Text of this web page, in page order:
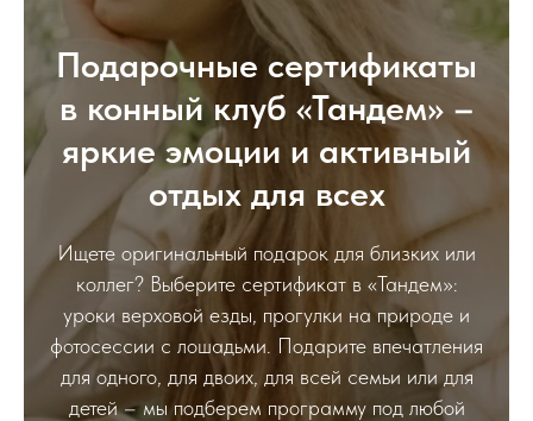
Подарочные сертификаты
в конный клуб «Тандем» –
яркие эмоции и активный
отдых для всех
Ищете оригинальный подарок для близких или
коллег? Выберите сертификат в «Тандем»:
уроки верховой езды, прогулки на природе и
фотосессии с лошадьми. Подарите впечатления
для одного, для двоих, для всей семьи или для
детей – мы подберем программу под любой